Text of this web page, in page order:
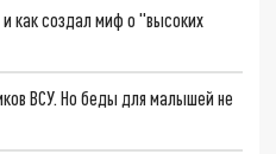
как создал миф о "высоких
ВСУ. Но беды для малышей не